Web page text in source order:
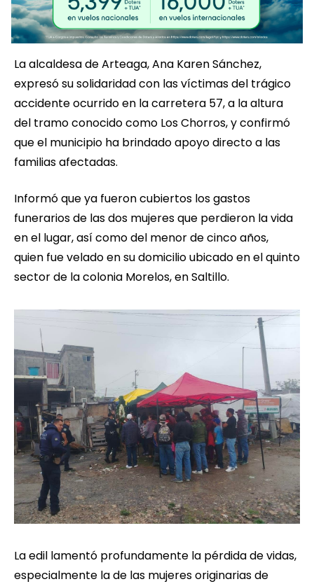
La alcaldesa de Arteaga, Ana Karen Sánchez,
expresó su solidaridad con las víctimas del trágico
accidente ocurrido en la carretera 57, a la altura
del tramo conocido como Los Chorros, y confirmó
que el municipio ha brindado apoyo directo a las
familias afectadas.
Informó que ya fueron cubiertos los gastos
funerarios de las dos mujeres que perdieron la vida
en el lugar, así como del menor de cinco años,
quien fue velado en su domicilio ubicado en el quinto
sector de la colonia Morelos, en Saltillo.
La edil lamentó profundamente la pérdida de vidas,
especialmente la de las mujeres originarias de